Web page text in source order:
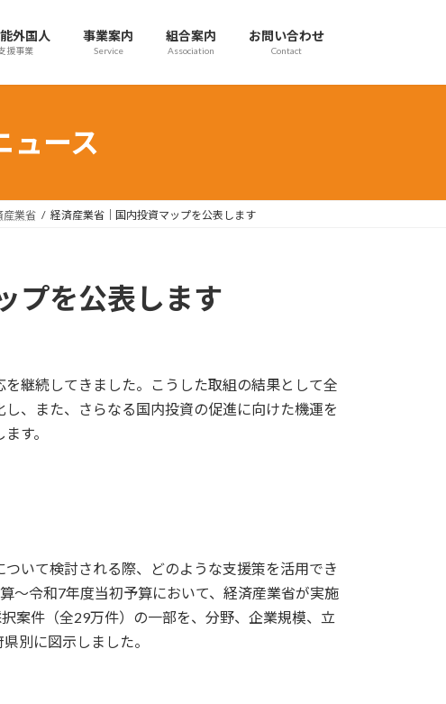
外国人
援事業
事業案内
Service
組合案内
Association
お問い合わせ
Contact
ース
産業省 経済産業省｜国内投資マップを公表します
プを公表します
継続してきました。こうした取組の結果として全
、また、さらなる国内投資の促進に向けた機運を
す。
いて検討される際、どのような支援策を活用でき
～令和7年度当初予算において、経済産業省が実施
案件（全29万件）の一部を、分野、企業規模、立
別に図示しました。